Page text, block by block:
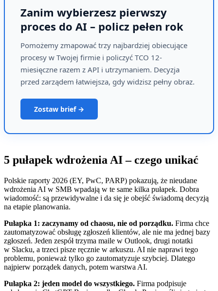
Zanim wybierzesz pierwszy
proces do AI – policz pełen rok
Pomożemy zmapować trzy najbardziej obiecujące
procesy w Twojej firmie i policzyć TCO 12-
miesięczne razem z API i utrzymaniem. Decyzja
przed zarządem łatwiejsza, gdy widzisz pełny obraz.
Zostaw brief →
5 pułapek wdrożenia AI – czego unikać
Polskie raporty 2026 (EY, PwC, PARP) pokazują, że nieudane
wdrożenia AI w SMB wpadają w te same kilka pułapek. Dobra
wiadomość: są przewidywalne i da się je obejść świadomą decyzją
na etapie planowania.
Pułapka 1: zaczynamy od chaosu, nie od porządku. Firma chce
zautomatyzować obsługę zgłoszeń klientów, ale nie ma jednej bazy
zgłoszeń. Jeden zespół trzyma maile w Outlook, drugi notatki
w Slacku, a trzeci pisze ręcznie w arkuszu. AI nie naprawi tego
problemu, ponieważ tylko go zautomatyzuje szybciej. Dlatego
najpierw porządek danych, potem warstwa AI.
Pułapka 2: jeden model do wszystkiego. Firma podpisuje